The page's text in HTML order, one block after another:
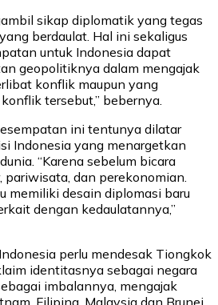
sikap diplomatik yang tegas
berdaulat. Hal ini sekaligus
untuk Indonesia dapat
geopolitiknya dalam mengajak
konflik maupun yang
tersebut,” bebernya.
ini tentunya dilatar
Indonesia yang menargetkan
“Karena sebelum bicara
dan perekonomian.
memiliki desain diplomasi baru
dengan kedaulatannya,”
perlu mendesak Tiongkok
identitasnya sebagai negara
imbalannya, mengajak
Filipina, Malaysia dan Brunei